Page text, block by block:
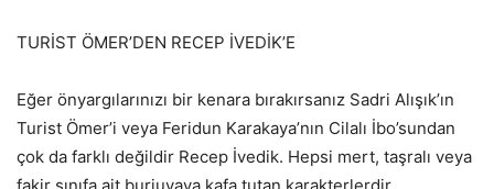
TURİST ÖMER’DEN RECEP İVEDİK’E
Eğer önyargılarınızı bir kenara bırakırsanız Sadri Alışık’ın
Turist Ömer’i veya Feridun Karakaya’nın Cilalı İbo’sundan
çok da farklı değildir Recep İvedik. Hepsi mert, taşralı veya